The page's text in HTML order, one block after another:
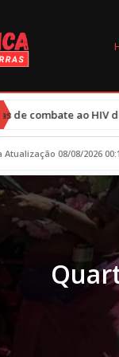
governo Trump
Atualização 08/08/2026